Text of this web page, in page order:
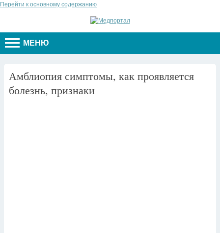
Перейти к основному содержанию
МЕНЮ
Амблиопия симптомы, как проявляется
болезнь, признаки